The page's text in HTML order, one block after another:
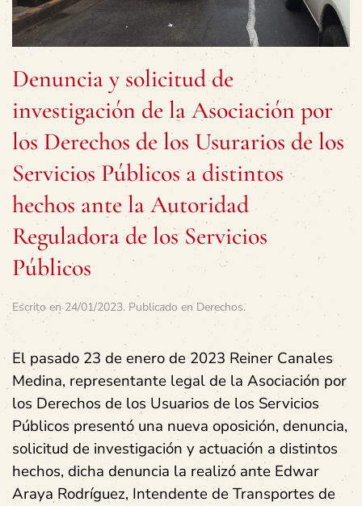
Denuncia y solicitud de
investigación de la Asociación por
los Derechos de los Usurarios de los
Servicios Públicos a distintos
hechos ante la Autoridad
Reguladora de los Servicios
Públicos
Escrito en24/01/2023. Publicado en Derechos.
El pasado 23 de enero de 2023 Reiner Canales
Medina, representante legal de la Asociación por
los Derechos de los Usuarios de los Servicios
Públicos presentó una nueva oposición, denuncia,
solicitud de investigación y actuación a distintos
hechos, dicha denuncia la realizó ante Edwar
Araya Rodríguez, Intendente de Transportes de